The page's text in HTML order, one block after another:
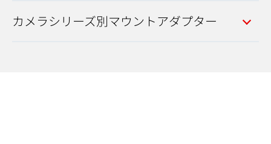
カメラシリーズ別マウントアダプター